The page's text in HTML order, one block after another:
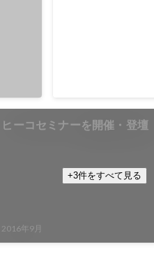
ヒーコセミナーを開催・登壇
2016年9月
+3件をすべて見る